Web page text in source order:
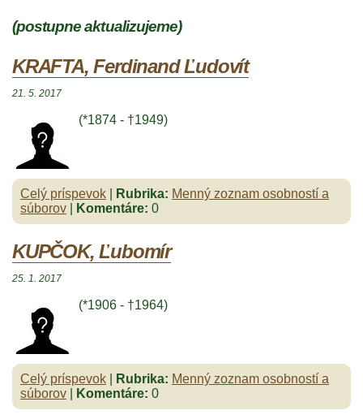
(postupne aktualizujeme)
KRAFTA, Ferdinand Ľudovít
21. 5. 2017
(*1874 - †1949)
Celý príspevok Rubrika: Menný zoznam osobností a
súborov
Komentáre: 0
KUPČOK, Ľubomír
25. 1. 2017
(*1906 - †1964)
Celý príspevok Rubrika: Menný zoznam osobností a
súborov
Komentáre: 0